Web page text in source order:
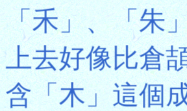
「禾」、「朱
上去好像比倉
含「木」這個